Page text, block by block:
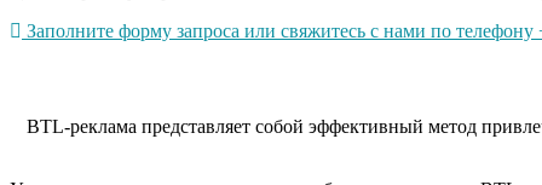
Заполните форму запроса или свяжитесь с нами по
BTL-реклама представляет собой эффективный метод